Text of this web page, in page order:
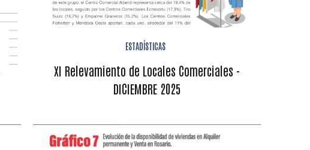
ESTADÍSTICAS
XI Relevamiento de Locales Comerciales -
DICIEMBRE 2025